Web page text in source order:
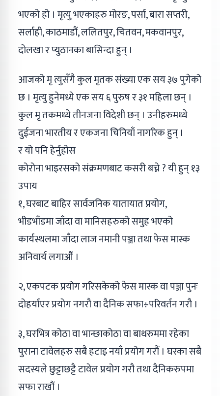
भएको हो । मृत्यु भएकाहरु मोरङ, पर्सा, बारा सप्तरी,
सर्लाही, काठमाडौं, ललितपुर, चितवन, मकवानपुर,
दोलखा र प्युठानका बासिन्दा हुन् ।
आजको मृ त्युसँगै कुल मृतक संख्या एक सय ३७ पुगेको
छ । मृत्यु हुनेमध्ये एक सय ६ पुरुष र ३१ महिला छन् ।
कुल मृ तकमध्ये तीनजना विदेशी छन् । उनीहरुमध्ये
दुईजना भारतीय र एकजना चिनियाँ नागरिक हुन् ।
र यो पनि हेर्नुहोस
कोरोना भाइरसको संक्रमणबाट कसरी बच्ने ? यी हुन् १३
उपाय
१, घरबाट बाहिर सार्वजनिक यातायात प्रयोग,
भीडभाँडमा जाँदा वा मानिसहरुको समुह भएको
कार्यस्थलमा जाँदा लाज नमानी पञ्जा तथा फेस मास्क
अनिवार्य लगाऔं ।
२, एकपटक प्रयोग गरिसकेको फेस मास्क वा पञ्जा पुनः
दोहर्याएर प्रयोग नगरौ वा दैनिक सफा÷परिवर्तन गरौ ।
३, घरभित्र कोठा वा भान्छाकोठा वा बाथरुममा रहेका
पुराना टावेलहरु सबै हटाइ नयाँ प्रयोग गरौं । घरका सबै
सदस्यले छुट्टाछट्टै टावेल प्रयोग गरौ तथा दैनिकरुपमा
सफा राखौं ।